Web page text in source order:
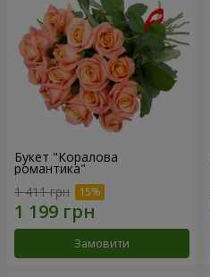
Букет "Коралова
романтика"
1 411 грн
Замовити